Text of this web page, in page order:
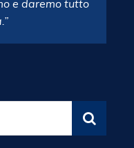
e daremo tutto